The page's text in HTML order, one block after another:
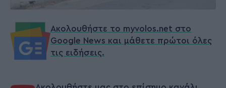
Ακολουθήστε το myvolos.net στο
Google News και μάθετε πρώτοι όλες
τις ειδήσεις.